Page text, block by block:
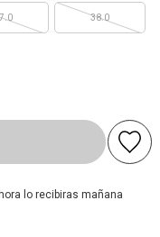
38.0
lo recibiras mañana